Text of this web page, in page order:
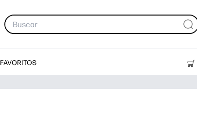
FAVORITOS